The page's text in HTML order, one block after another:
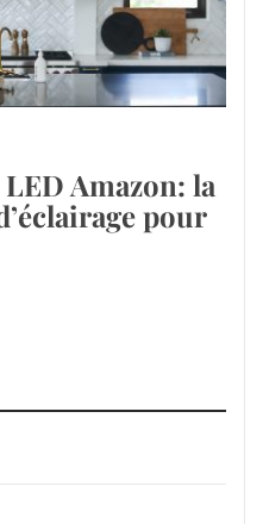
Amazon: la
pour